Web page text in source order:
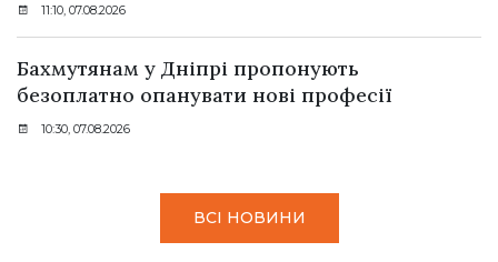
11:10, 07.08.2026
Бахмутянам у Дніпрі пропонують
безоплатно опанувати нові професії
10:30, 07.08.2026
ВСІ НОВИНИ